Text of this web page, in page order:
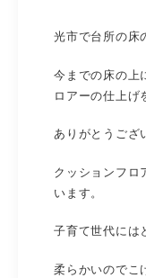
光市で台所の床
今までの床の上
ロアーの仕上げ
ありがとうござ
クッションフロ
います。
子育て世代には
柔らかいのでこ